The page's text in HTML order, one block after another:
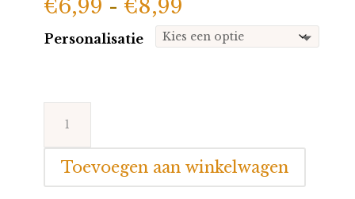
€6,99 - €8,99
€6,99
tot
Personalisatie
Ollie
aantal
Toevoegen aan winkelwagen